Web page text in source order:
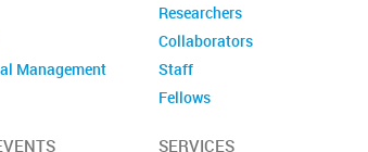
Management
Researchers
Collaborators
Staff
Fellows
SERVICES